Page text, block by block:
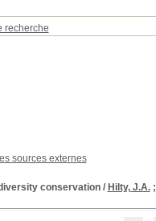
recherche
sources externes
conservation/ Hilty, J.A.;